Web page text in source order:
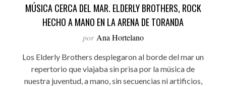
MÚSICA CERCA DEL MAR. ELDERLY BROTHERS, ROCK
HECHO A MANO EN LA ARENA DE TORANDA
por Ana Hortelano
Los Elderly Brothers desplegaron al borde del mar un
repertorio que viajaba sin prisa por la música de
nuestra juventud, a mano, sin secuencias ni artificios,